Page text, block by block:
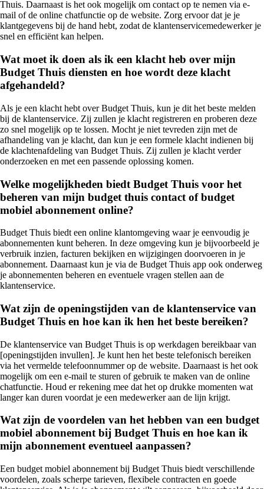
Thuis. Daarnaast is het ook mogelijk om contact op te nemen via e-
mail of de online chatfunctie op de website. Zorg ervoor dat je je
klantgegevens bij de hand hebt, zodat de klantenservicemedewerker je
snel en efficiënt kan helpen.
Wat moet ik doen als ik een klacht heb over mijn
Budget Thuis diensten en hoe wordt deze klacht
afgehandeld?
Als je een klacht hebt over Budget Thuis, kun je dit het beste melden
bij de klantenservice. Zij zullen je klacht registreren en proberen deze
zo snel mogelijk op te lossen. Mocht je niet tevreden zijn met de
afhandeling van je klacht, dan kun je een formele klacht indienen bij
de klachtenafdeling van Budget Thuis. Zij zullen je klacht verder
onderzoeken en met een passende oplossing komen.
Welke mogelijkheden biedt Budget Thuis voor het
beheren van mijn budget thuis contact of budget
mobiel abonnement online?
Budget Thuis biedt een online klantomgeving waar je eenvoudig je
abonnementen kunt beheren. In deze omgeving kun je bijvoorbeeld je
verbruik inzien, facturen bekijken en wijzigingen doorvoeren in je
abonnement. Daarnaast kun je via de Budget Thuis app ook onderweg
je abonnementen beheren en eventuele vragen stellen aan de
klantenservice.
Wat zijn de openingstijden van de klantenservice van
Budget Thuis en hoe kan ik hen het beste bereiken?
De klantenservice van Budget Thuis is op werkdagen bereikbaar van
[openingstijden invullen]. Je kunt hen het beste telefonisch bereiken
via het vermelde telefoonnummer op de website. Daarnaast is het ook
mogelijk om een e-mail te sturen of gebruik te maken van de online
chatfunctie. Houd er rekening mee dat het op drukke momenten wat
langer kan duren voordat je een medewerker aan de lijn krijgt.
Wat zijn de voordelen van het hebben van een budget
mobiel abonnement bij Budget Thuis en hoe kan ik
mijn abonnement eventueel aanpassen?
Een budget mobiel abonnement bij Budget Thuis biedt verschillende
voordelen, zoals scherpe tarieven, flexibele contracten en goede